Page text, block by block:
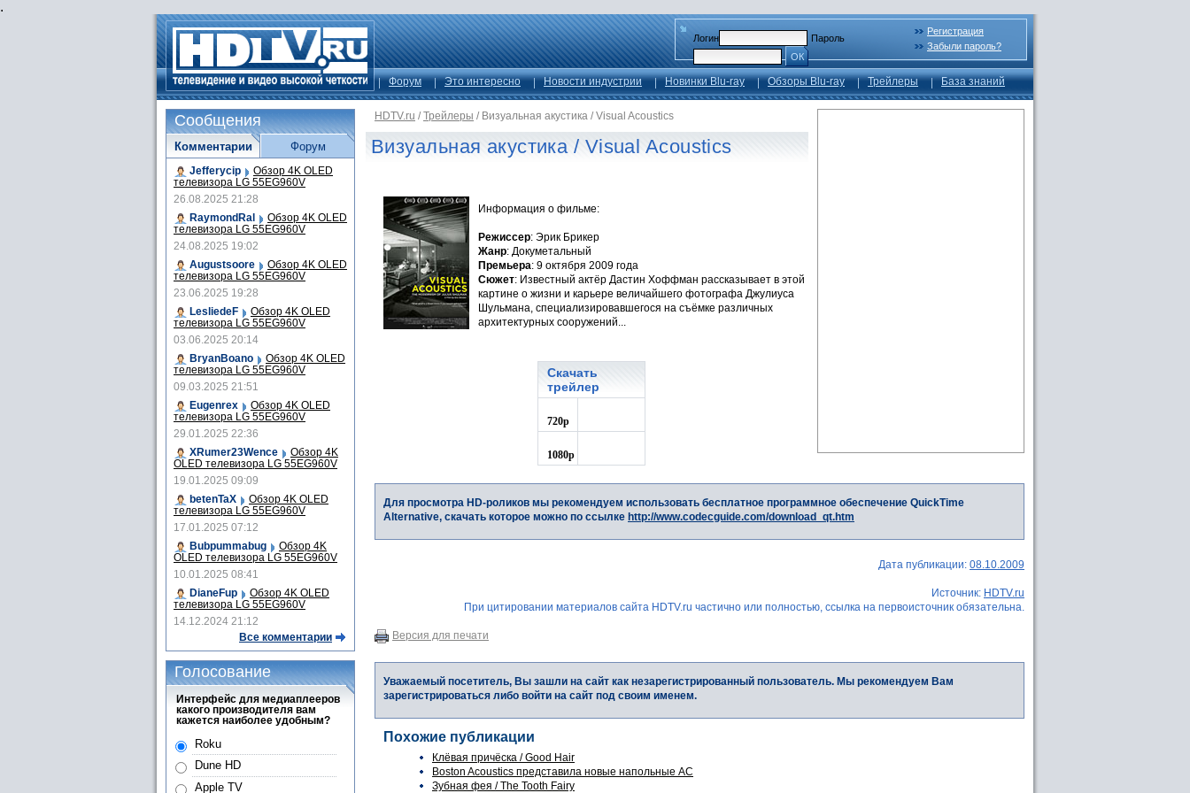
.
Логин
Пароль
ОК
Регистрация
Забыли пароль?
Форум Это интересно Новости индустрии Новинки Blu-ray Обзоры Blu-ray Трейлеры База знаний
HDTV.ru / Трейлеры / Визуальная акустика / Visual Acoustics
Визуальная акустика / Visual Acoustics
Информация о фильме:
Режиссер: Эрик Брикер
Жанр: Докуметальный
Премьера: 9 октября 2009 года
Сюжет: Известный актёр Дастин Хоффман рассказывает в этой
картине о жизни и карьере величайшего фотографа Джулиуса
Шульмана, специализировавшегося на съёмке различных
архитектурных сооружений...
Скачать
трейлер
720p
1080p
Для просмотра HD-роликов мы рекомендуем использовать бесплатное программное обеспечение QuickTime
Alternative, скачать которое можно по ссылке http://www.codecguide.com/download_qt.htm
Дата публикации: 08.10.2009
Источник: HDTV.ru
При цитировании материалов сайта HDTV.ru частично или полностью, ссылка на первоисточник обязательна.
Версия для печати
Уважаемый посетитель, Вы зашли на сайт как незарегистрированный пользователь. Мы рекомендуем Вам
зарегистрироваться либо войти на сайт под своим именем.
Похожие публикации
Клёвая причёска / Good Hair
Boston Acoustics представила новые напольные АС
Зубная фея / The Tooth Fairy
Сообщения
Комментарии
Jefferycip Обзор 4K OLED
телевизора LG 55EG960V
26.08.2025 21:28
RaymondRal
Обзор 4K OLED
телевизора LG 55EG960V
24.08.2025 19:02
Augustsoore
Обзор 4K OLED
телевизора LG 55EG960V
23.06.2025 19:28
LesliedeF
Обзор 4K OLED
телевизора LG 55EG960V
03.06.2025 20:14
BryanBoano
Обзор 4K OLED
телевизора LG 55EG960V
09.03.2025 21:51
Eugenrex
Обзор 4K OLED
телевизора LG 55EG960V
29.01.2025 22:36
XRumer23Wence
Обзор 4K
OLED телевизора LG 55EG960V
19.01.2025 09:09
betenTaX
Обзор 4K OLED
телевизора LG 55EG960V
17.01.2025 07:12
Bubpummabug
Обзор 4K
OLED телевизора LG 55EG960V
10.01.2025 08:41
DianeFup
Обзор 4K OLED
телевизора LG 55EG960V
14.12.2024 21:12
Все комментарии
Форум
Голосование
Интерфейс для медиаплееров
какого производителя вам
кажется наиболее удобным?
Roku
Dune HD
Apple TV